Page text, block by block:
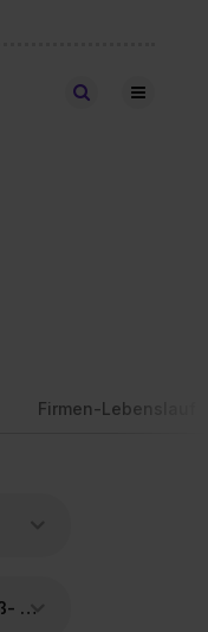
Stellen finden
Firmen-Lebenslauf
Kaufmann/-frau für Groß- und Außenhandelsmanagement